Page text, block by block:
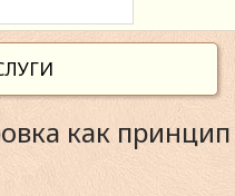
как принцип